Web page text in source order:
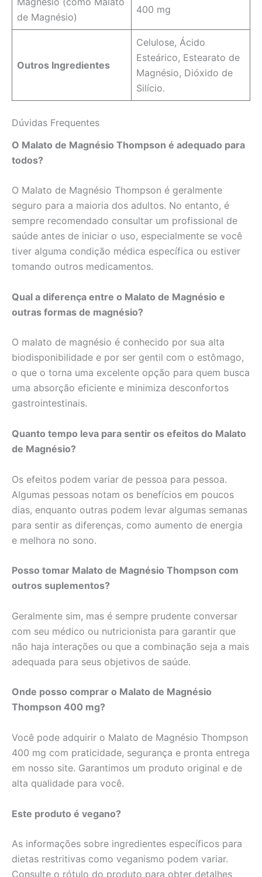
de Magnésio)
400 mg
Outros Ingredientes
Celulose, Ácido
Esteárico, Estearato de
Magnésio, Dióxido de
Silício.
Dúvidas Frequentes
O Malato de Magnésio Thompson é adequado para
todos?
O Malato de Magnésio Thompson é geralmente
seguro para a maioria dos adultos. No entanto, é
sempre recomendado consultar um profissional de
saúde antes de iniciar o uso, especialmente se você
tiver alguma condição médica específica ou estiver
tomando outros medicamentos.
Qual a diferença entre o Malato de Magnésio e
outras formas de magnésio?
O malato de magnésio é conhecido por sua alta
biodisponibilidade e por ser gentil com o estômago,
o que o torna uma excelente opção para quem busca
uma absorção eficiente e minimiza desconfortos
gastrointestinais.
Quanto tempo leva para sentir os efeitos do Malato
de Magnésio?
Os efeitos podem variar de pessoa para pessoa.
Algumas pessoas notam os benefícios em poucos
dias, enquanto outras podem levar algumas semanas
para sentir as diferenças, como aumento de energia
e melhora no sono.
Posso tomar Malato de Magnésio Thompson com
outros suplementos?
Geralmente sim, mas é sempre prudente conversar
com seu médico ou nutricionista para garantir que
não haja interações ou que a combinação seja a mais
adequada para seus objetivos de saúde.
Onde posso comprar o Malato de Magnésio
Thompson 400 mg?
Você pode adquirir o Malato de Magnésio Thompson
400 mg com praticidade, segurança e pronta entrega
em nosso site. Garantimos um produto original e de
alta qualidade para você.
Este produto é vegano?
As informações sobre ingredientes específicos para
dietas restritivas como veganismo podem variar.
Consulte o rótulo do produto para obter detalhes